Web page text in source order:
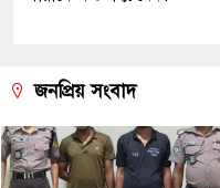
জনপ্রিয় সংবাদ